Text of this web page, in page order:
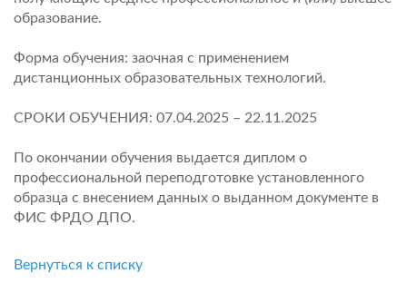
образование.
Форма обучения: заочная с применением
дистанционных образовательных технологий.
СРОКИ ОБУЧЕНИЯ: 07.04.2025 – 22.11.2025
По окончании обучения выдается диплом о
профессиональной переподготовке установленного
образца с внесением данных о выданном документе в
ФИС ФРДО ДПО.
Вернуться к списку